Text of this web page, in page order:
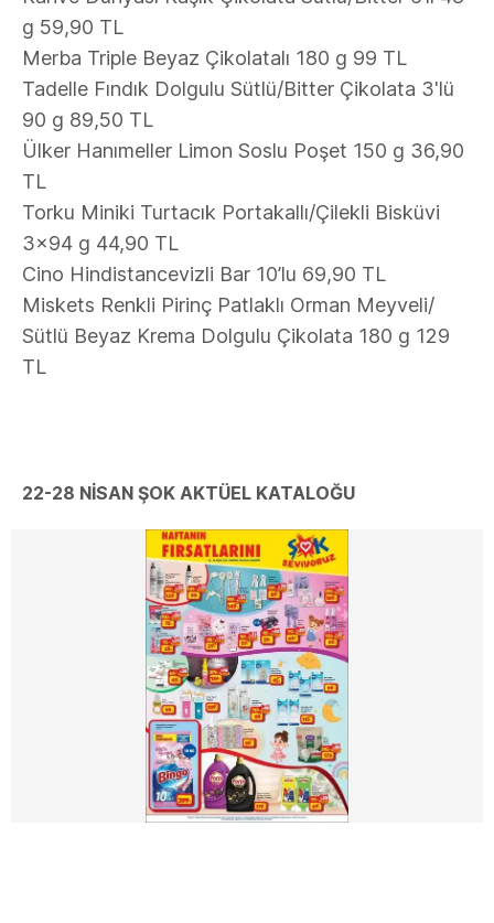
g 59,90 TL
Merba Triple Beyaz Çikolatalı 180 g 99 TL
Tadelle Fındık Dolgulu Sütlü/Bitter Çikolata 3'lü
90 g 89,50 TL
Ülker Hanımeller Limon Soslu Poşet 150 g 36,90
TL
Torku Miniki Turtacık Portakallı/Çilekli Bisküvi
3x94 g 44,90 TL
Cino Hindistancevizli Bar 10’lu 69,90 TL
Miskets Renkli Pirinç Patlaklı Orman Meyveli/
Sütlü Beyaz Krema Dolgulu Çikolata 180 g 129
TL
22-28 NİSAN ŞOK AKTÜEL KATALOĞU